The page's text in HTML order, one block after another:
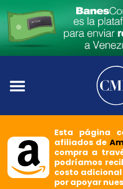
Esta página
afiliados de
compra a
podríamos
costo
por apoyar